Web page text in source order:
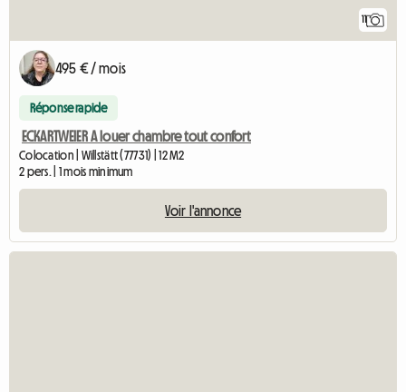
11
495 € / mois
Réponse rapide
ECKARTWEIER A louer chambre tout confort
Colocation | Willstätt (77731) | 12 M2
2 pers. | 1 mois minimum
Voir l'annonce